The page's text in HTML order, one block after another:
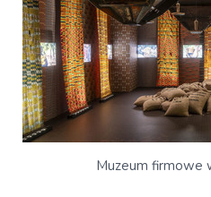
Muzeum firmowe